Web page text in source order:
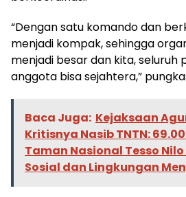
“Dengan satu komando dan
menjadi kompak, sehingga
menjadi besar dan kita, seluruh
anggota bisa sejahtera,”
Baca Juga: Kejaksaan
Kritisnya Nasib TNTN:
Taman Nasional Tesso
Sosial dan Lingkungan